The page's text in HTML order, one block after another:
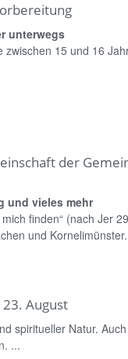
unterwegs
15 und 16
der
und vieles mehr
finden“ (nach Jer
und
August
spiritueller Natur.
...